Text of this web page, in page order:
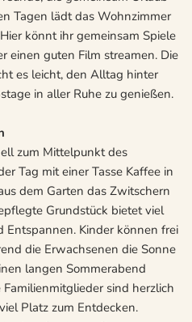
Tagen lädt das Wohnzimmer
könnt ihr gemeinsam Spiele
einen guten Film streamen. Die
es leicht, den Alltag hinter
in aller Ruhe zu genießen.
zum Mittelpunkt des
Tag mit einer Tasse Kaffee in
dem Garten das Zwitschern
Grundstück bietet viel
Entspannen. Kinder können frei
die Erwachsenen die Sonne
langen Sommerabend
sind herzlich
Platz zum Entdecken.